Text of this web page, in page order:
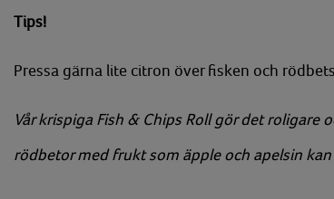
Tips!
Pressa gärna lite citron över fisken och
Vår krispiga Fish & Chips Roll gör det
rödbetor med frukt som äpple och apelsin